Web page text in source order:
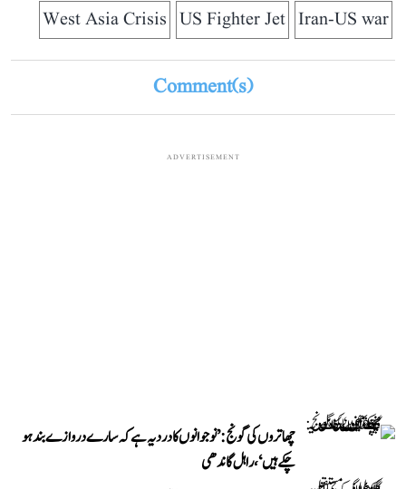
Iran-US war
US Fighter Jet
West Asia Crisis
Comment(s)
ADVERTISEMENT
چھاتروں کی گونج: ’نوجوانوں کا درد یہ ہے کہ سارے دروازے بند ہو
چکے ہیں‘، راہل گاندھی